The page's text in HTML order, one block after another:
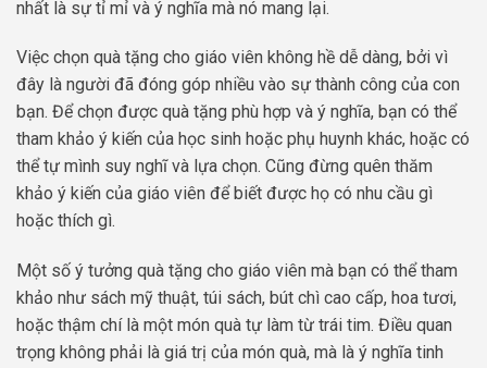
nhất là sự tỉ mỉ và ý nghĩa mà nó mang lại.
Việc chọn quà tặng cho giáo viên không hề dễ dàng, bởi vì
đây là người đã đóng góp nhiều vào sự thành công của con
bạn. Để chọn được quà tặng phù hợp và ý nghĩa, bạn có thể
tham khảo ý kiến của học sinh hoặc phụ huynh khác, hoặc có
thể tự mình suy nghĩ và lựa chọn. Cũng đừng quên thăm
khảo ý kiến của giáo viên để biết được họ có nhu cầu gì
hoặc thích gì.
Một số ý tưởng quà tặng cho giáo viên mà bạn có thể tham
khảo như sách mỹ thuật, túi sách, bút chì cao cấp, hoa tươi,
hoặc thậm chí là một món quà tự làm từ trái tim. Điều quan
trọng không phải là giá trị của món quà, mà là ý nghĩa tinh